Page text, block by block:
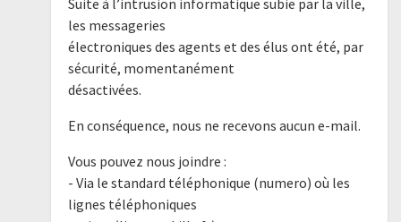
les messageries
électroniques des agents et des élus ont été, par
sécurité, momentanément
désactivées.
En conséquence, nous ne recevons aucun e-mail.
Vous pouvez nous joindre :
- Via le standard téléphonique (numero) où les
lignes téléphoniques